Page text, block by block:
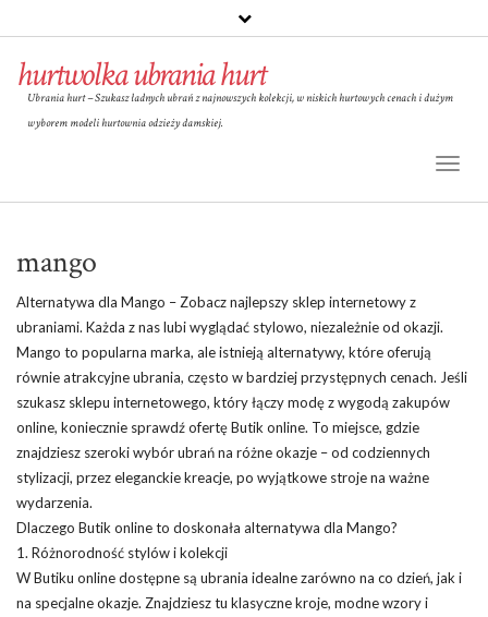
hurtwolka ubrania hurt
Ubrania hurt – Szukasz ładnych ubrań z najnowszych kolekcji, w niskich hurtowych cenach i dużym
wyborem modeli hurtownia odzieży damskiej.
mango
Alternatywa dla Mango – Zobacz najlepszy sklep internetowy z
ubraniami. Każda z nas lubi wyglądać stylowo, niezależnie od okazji.
Mango to popularna marka, ale istnieją alternatywy, które oferują
równie atrakcyjne ubrania, często w bardziej przystępnych cenach. Jeśli
szukasz sklepu internetowego, który łączy modę z wygodą zakupów
online, koniecznie sprawdź ofertę Butik online. To miejsce, gdzie
znajdziesz szeroki wybór ubrań na różne okazje – od codziennych
stylizacji, przez eleganckie kreacje, po wyjątkowe stroje na ważne
wydarzenia.
Dlaczego Butik online to doskonała alternatywa dla Mango?
1. Różnorodność stylów i kolekcji
W Butiku online dostępne są ubrania idealne zarówno na co dzień, jak i
na specjalne okazje. Znajdziesz tu klasyczne kroje, modne wzory i